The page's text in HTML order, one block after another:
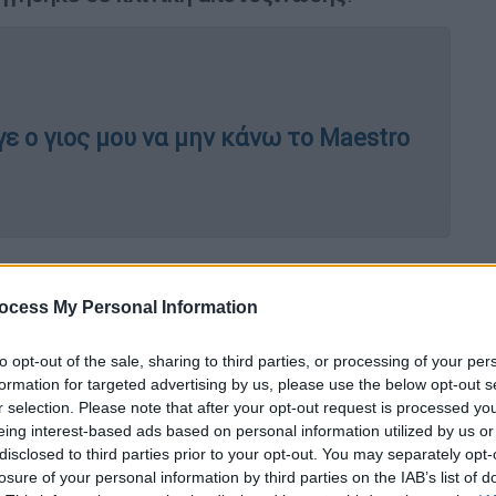
My Personal Information
opt-out of the sale, sharing to third parties, or processing of your
for targeted advertising by us, please use the below opt-out
selection. Please note that after your opt-out request is processed
interest-based ads based on personal information utilized by us
to third parties prior to your opt-out. You may separately
of your personal information by third parties on the IAB’s list of
ο γιος μου να μην κάνω το Maestro
το 2010 είχα μεγάλη εξωστρέφεια.
στα παρασκήνια, γιατί νομίζω ότι αυτή
την εκμεταλλεύτηκα αλλά δεν
να μην χρειάζεται να είμαι μπροστά από
άλλη εποχή».